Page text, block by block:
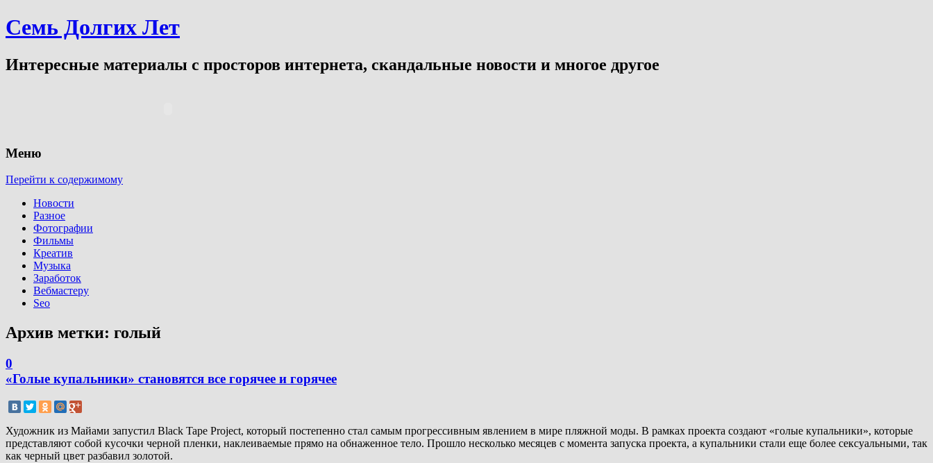
Семь Долгих Лет
Интересные материалы с просторов интернета, скандальные новости и многое другое
Меню
Перейти к содержимому
Новости
Разное
Фотографии
Фильмы
Креатив
Музыка
Заработок
Вебмастеру
Seo
Архив метки: голый
0
«Голые купальники» становятся все горячее и горячее
Художник из Майами запустил Black Tape Project, который постепенно стал самым прогрессивным явлением в мире пляжной моды. В рамках проекта создают «голые купальники», которые
представляют собой кусочки черной пленки, наклеиваемые прямо на обнаженное тело. Прошло несколько месяцев с момента запуска проекта, а купальники стали еще более сексуальными, так
как черный цвет разбавил золотой.